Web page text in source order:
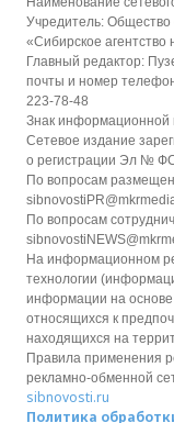
Учредитель: Общество
«Сибирское агентство
Главный редактор:
почты и номер
223-78-48
Знак информационной
Сетевое издание
о регистрации Эл №
По вопросам
По вопросам
На информационном
технологии
информации на основе
относящихся к
находящихся на
Правила применения
рекламно-обменной
sibnovosti.ru
Политика